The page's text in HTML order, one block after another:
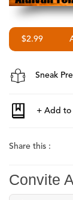
$2.99
Sneak
Share this :
Convite